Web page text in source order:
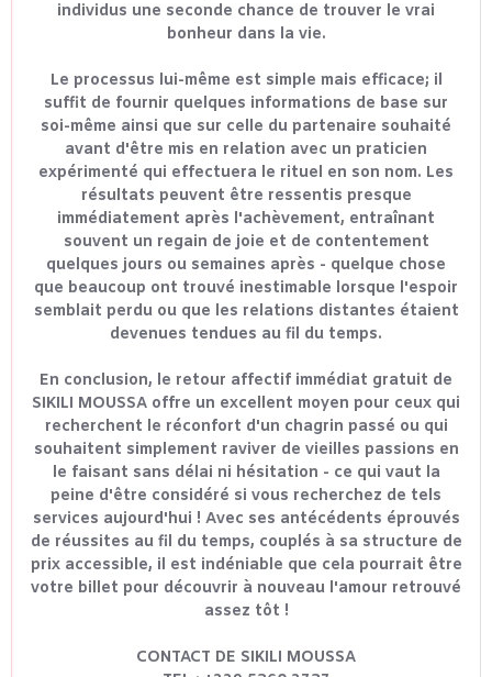
individus une seconde chance de trouver le vrai
bonheur dans la vie.
Le processus lui-même est simple mais efficace; il
suffit de fournir quelques informations de base sur
soi-même ainsi que sur celle du partenaire souhaité
avant d'être mis en relation avec un praticien
expérimenté qui effectuera le rituel en son nom. Les
résultats peuvent être ressentis presque
immédiatement après l'achèvement, entraînant
souvent un regain de joie et de contentement
quelques jours ou semaines après - quelque chose
que beaucoup ont trouvé inestimable lorsque l'espoir
semblait perdu ou que les relations distantes étaient
devenues tendues au fil du temps.
En conclusion, le retour affectif immédiat gratuit de
SIKILI MOUSSA offre un excellent moyen pour ceux qui
recherchent le réconfort d'un chagrin passé ou qui
souhaitent simplement raviver de vieilles passions en
le faisant sans délai ni hésitation - ce qui vaut la
peine d'être considéré si vous recherchez de tels
services aujourd'hui ! Avec ses antécédents éprouvés
de réussites au fil du temps, couplés à sa structure de
prix accessible, il est indéniable que cela pourrait être
votre billet pour découvrir à nouveau l'amour retrouvé
assez tôt !
CONTACT DE SIKILI MOUSSA